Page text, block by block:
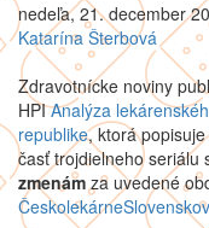
nedeľa, 21. december
Katarína Šterbová
Zdravotnícke noviny
HPIAnalýza
republike, ktorá
časť trojdielneho seriálu
zmenámza uvedené
ČeskolekárneSlovensko